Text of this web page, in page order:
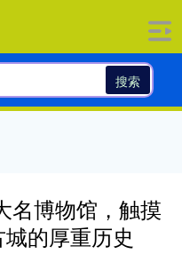
搜索
名博物馆，触摸
的厚重历史